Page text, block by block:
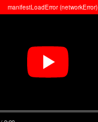
manifestLoadError (networkError)